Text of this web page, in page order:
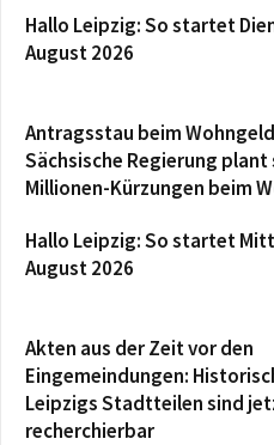
Hallo Leipzig: So startet
August 2026
Antragsstau beim
Sächsische Regierung
Millionen-Kürzungen beim
Hallo Leipzig: So startet
August 2026
Akten aus der Zeit vor den
Eingemeindungen:
Leipzigs Stadtteilen sind
recherchierbar